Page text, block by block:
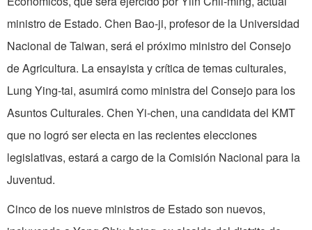
ministro de Estado. Chen Bao-ji, profesor de la Universidad
Nacional de Taiwan, será el próximo ministro del Consejo
de Agricultura. La ensayista y crítica de temas culturales,
Lung Ying-tai, asumirá como ministra del Consejo para los
Asuntos Culturales. Chen Yi-chen, una candidata del KMT
que no logró ser electa en las recientes elecciones
legislativas, estará a cargo de la Comisión Nacional para la
Juventud.
Cinco de los nueve ministros de Estado son nuevos,